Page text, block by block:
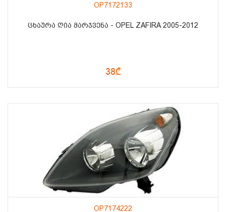
OP7172133
ᲪᲮᲐᲣᲠᲐ ᲦᲘᲐ ᲛᲐᲠᲯᲕᲔᲜᲐ - OPEL ZAFIRA 2005-2012
38₾
OP7174222